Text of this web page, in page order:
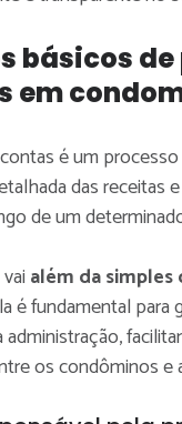
básicos
em
é um
das receitas
de um
além da
é fundamental para
administração,
os condôminos e